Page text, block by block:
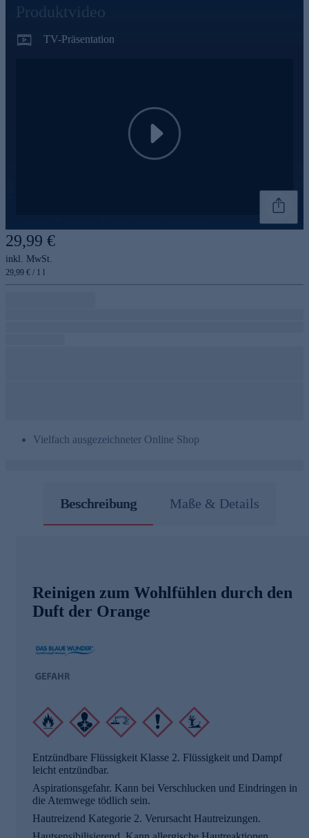
Produktvideo
TV-Präsentation
Play
29,99 €
inkl. MwSt.
29,99 € / 1 l
Vielfach ausgezeichneter Online Shop
Beschreibung Maße & Details
Reinigen zum Wohlfühlen durch den
Duft der Orange
Entzündbare Flüssigkeit Klasse 2. Flüssigkeit und Dampf
leicht entzündbar.
Aspirationsgefahr. Kann bei Verschlucken und Eindringen in
die Atemwege tödlich sein.
Hautreizend Kategorie 2. Verursacht Hautreizungen.